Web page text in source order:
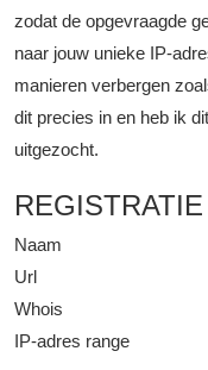
zodat de opgevraagde
naar jouw unieke IP-
manieren verbergen
dit precies in en heb ik
uitgezocht.
REGISTRATIE
Naam
Url
Whois
IP-adres range